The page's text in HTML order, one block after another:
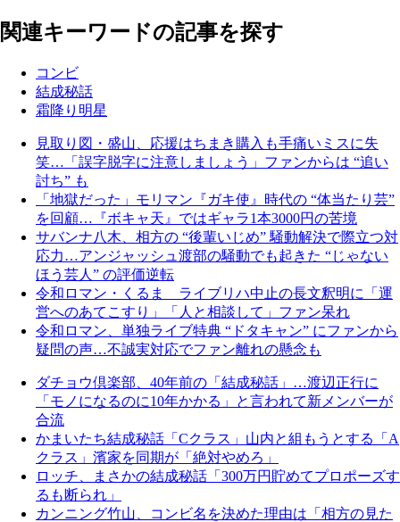
関連キーワードの記事を探す
コンビ
結成秘話
霜降り明星
見取り図・盛山、応援はちまき購入も手痛いミスに失
笑…「誤字脱字に注意しましょう」ファンからは “追い
討ち” も
「地獄だった」モリマン『ガキ使』時代の “体当たり芸”
を回顧…『ボキャ天』ではギャラ1本3000円の苦境
サバンナ八木、相方の “後輩いじめ” 騒動解決で際立つ対
応力…アンジャッシュ渡部の騒動でも起きた “じゃない
ほう芸人” の評価逆転
令和ロマン・くるま ライブリハ中止の長文釈明に「運
営へのあてこすり」「人と相談して」ファン呆れ
令和ロマン、単独ライブ特典 “ドタキャン” にファンから
疑問の声…不誠実対応でファン離れの懸念も
ダチョウ倶楽部、40年前の「結成秘話」…渡辺正行に
「モノになるのに10年かかる」と言われて新メンバーが
合流
かまいたち結成秘話「Cクラス」山内と組もうとする「A
クラス」濱家を同期が「絶対やめろ」
ロッチ、まさかの結成秘話「300万円貯めてプロポーズす
るも断られ」
カンニング竹山、コンビ名を決めた理由は「相方の見た